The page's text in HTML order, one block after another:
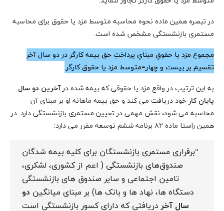
در تبصره همین ماده نحوه محاسبه متوسط مزد یا حقوق برای محاسبه
مستمری بازنشستگی مشخص شده است.
مجموع مزد یا حقوقِ مبنایِ پرداختِ حق بیمه کارگر در دو سال آخر
تقسیم بر بیست و چهار=متوسط مزد یا حقوق کارگر.
به این ترتیب در واقع مزد یا حقوقی که بیمه شده درآخرین دو سال
پایان کار خود دریافت می کند و حق بیمه ماهانه او بر مبنای آن
محاسبه می شود، نقش مهمی در تعیین مستمری بازنشستگی دارد. در
همین راستا ماده ۸۲ برنامه ششم توسعه مقرر می دارد:
“برقراری مستمری بازنشستگان برای کلیه بیمه شدگان
صندوق‌های بازنشستگی ( اعم از کشوری، لشکری،
تامین اجتماعی و سایر صندوق های بازنشستگی
دستگاه ها، نهاد ها و بانک ها) بر مبنای میانگین دو
سال آخردریافتی که دارای کسور بازنشستگی است